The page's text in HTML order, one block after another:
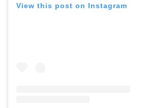
View this post on Instagram